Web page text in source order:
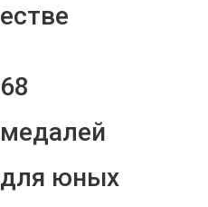
естве
68
медалей
для юных